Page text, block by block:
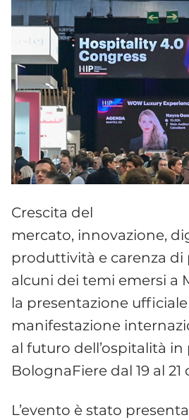
Crescita del
mercato, innovazione,
produttività e carenza di
alcuni dei temi emersi a
la presentazione
manifestazione
al futuro dell’ospitalità
BolognaFiere dal 19 al
L’evento è stato